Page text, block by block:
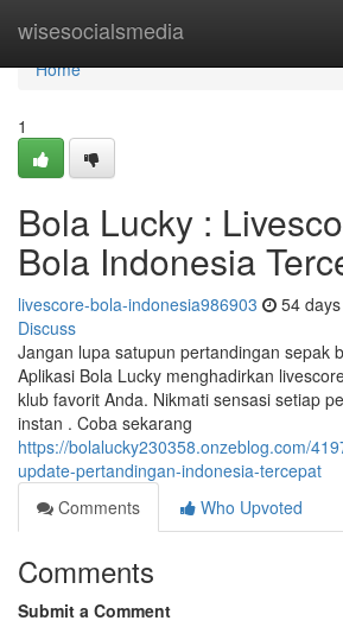
wisesocialsmedia
Home
Home
1
Bola Lucky :
Bola Indonesia
livescore-bola-indonesia986903 54
Discuss
Jangan lupa satupun pertandingan sepak
Aplikasi Bola Lucky menghadirkan
klub favorit Anda. Nikmati sensasi setiap
instan . Coba sekarang
https://bolalucky230358.onzeblog.com/
update-pertandingan-indonesia-tercepat
Comments
Who Upvoted
Comments
Submit a Comment